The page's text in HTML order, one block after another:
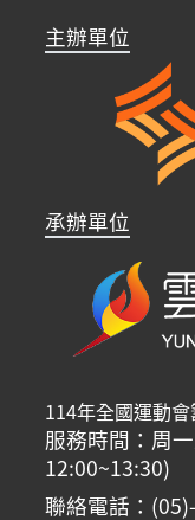
主辦單位
承辦單位
114年全國運動
服務時間：周
12:00~13:30)
聯絡電話：